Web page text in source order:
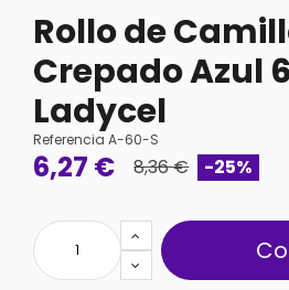
Rollo de
Crepado Azul
Ladycel
Referencia A-60-S
6,27 € 8,36 € -25%